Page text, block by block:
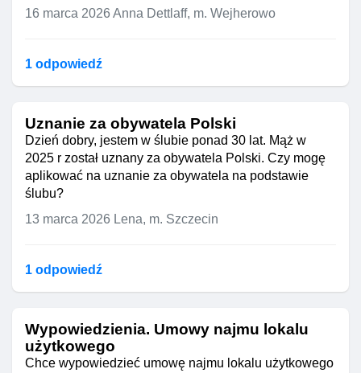
16 marca 2026 Anna Dettlaff, m. Wejherowo
1 odpowiedź
Uznanie za obywatela Polski
Dzień dobry, jestem w ślubie ponad 30 lat. Mąż w
2025 r został uznany za obywatela Polski. Czy mogę
aplikować na uznanie za obywatela na podstawie
ślubu?
13 marca 2026 Lena, m. Szczecin
1 odpowiedź
Wypowiedzienia. Umowy najmu lokalu
użytkowego
Chce wypowiedzieć umowę najmu lokalu użytkowego